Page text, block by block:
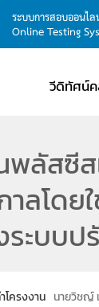
ระบบการสอบออนไ
Online Testing
วีดิทัศน์
พลัสซีส
ลโดย
ะบบป
โครงงาน นายวิชญ์